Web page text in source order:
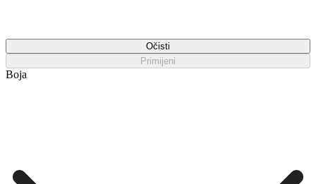
Očisti
Primijeni
Boja